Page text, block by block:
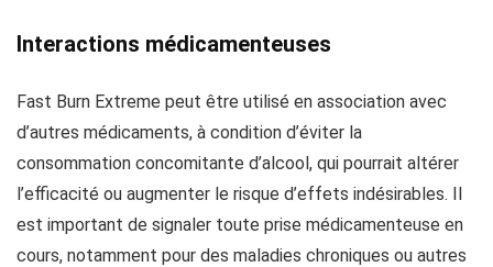
Interactions médicamenteuses
Fast Burn Extreme peut être utilisé en association avec
d’autres médicaments, à condition d’éviter la
consommation concomitante d’alcool, qui pourrait altérer
l’efficacité ou augmenter le risque d’effets indésirables. Il
est important de signaler toute prise médicamenteuse en
cours, notamment pour des maladies chroniques ou autres